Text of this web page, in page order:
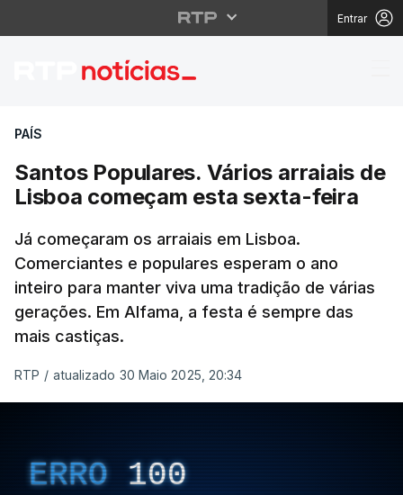
Entrar
Santos Populares.
PAÍS
Santos Populares. Vários arraiais de
Lisboa começam esta sexta-feira
Já começaram os arraiais em Lisboa.
Comerciantes e populares esperam o ano
inteiro para manter viva uma tradição de várias
gerações. Em Alfama, a festa é sempre das
mais castiças.
RTP / atualizado 30 Maio 2025, 20:34
ERRO 100